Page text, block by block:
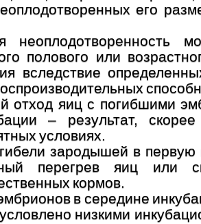
его
неоплодотворенность
полового или
вследствие
отход яиц с погибшими
– результат,
условиях.
зародышей в первую
перегрев яиц или
кормов.
в середине
низкими